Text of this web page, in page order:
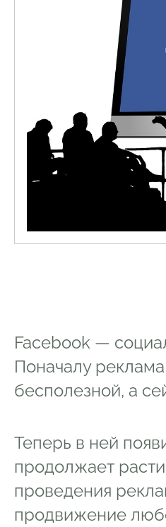
Следите за
Готовьте свои
Добавьте кнопку
Реклама на Facebook
Выберите для себя
4.2 Статистика о
Тестируйте
Facebook —
Поначалу
бесполезной, а
Теперь в ней
продолжает
проведения
продвижение